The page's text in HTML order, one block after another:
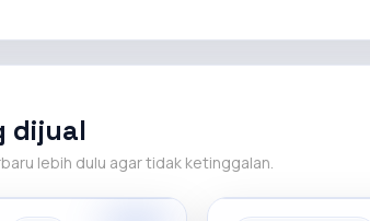
dijual
lebih dulu agar tidak ketinggalan.